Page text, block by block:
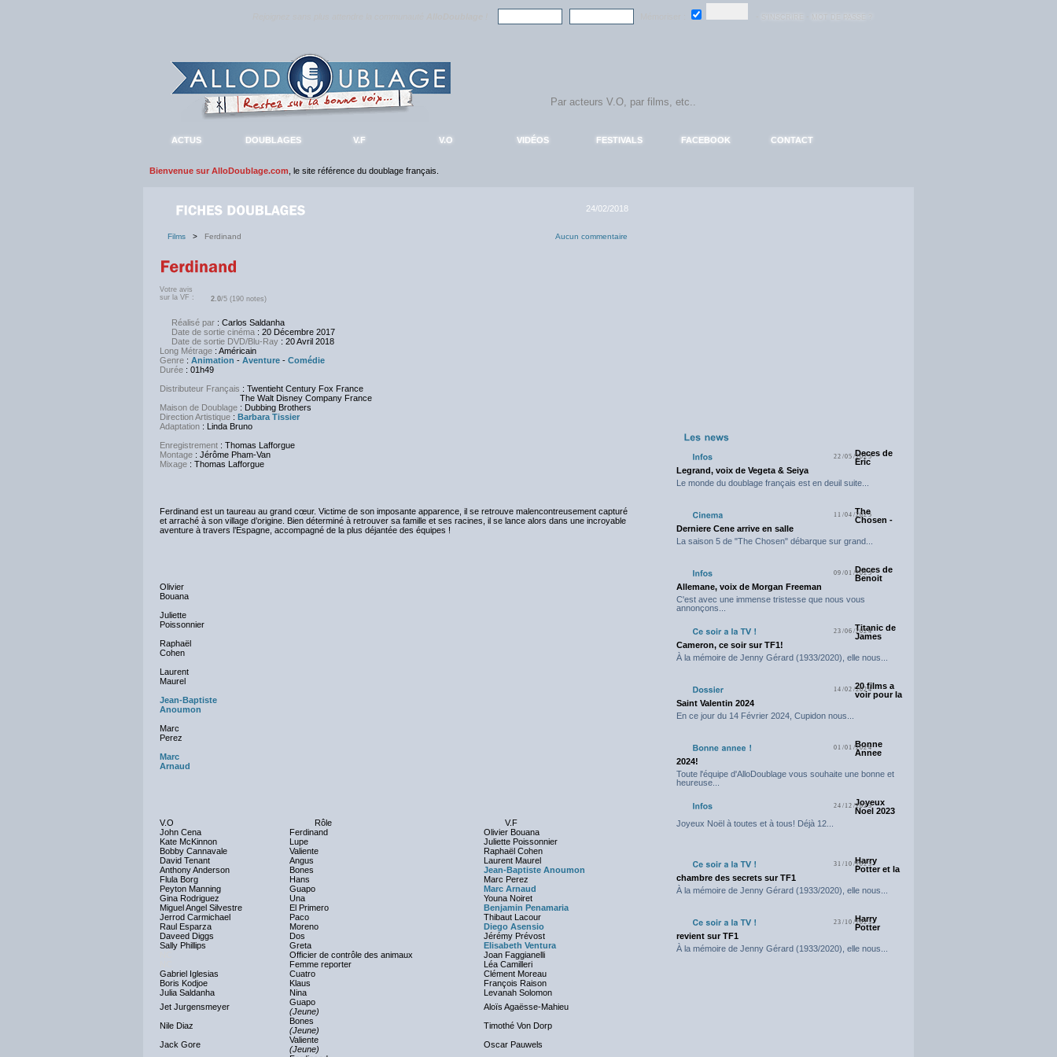
ACTUS DOUBLAGES V.F V.O VIDÉOS FESTIVALS FACEBOOK CONTACT
Bienvenue sur AlloDoublage.com , le site référence du doublage français.
24/02/2018
Films > Ferdinand Aucun commentaire
Votre avis
sur la VF :
2.0/5 (190 notes)
Réalisé par : Carlos Saldanha
Date de sortie cinéma : 20 Décembre 2017
Date de sortie DVD/Blu-Ray : 20 Avril 2018
Long Métrage : Américain
Genre : Animation - Aventure - Comédie
Durée : 01h49
Distributeur Français : Twentieht Century Fox France
The Walt Disney Company France
Maison de Doublage : Dubbing Brothers
Direction Artistique : Barbara Tissier
Adaptation : Linda Bruno
Enregistrement : Thomas Lafforgue
Montage : Jérôme Pham-Van
Mixage : Thomas Lafforgue
Ferdinand est un taureau au grand cœur. Victime de son imposante apparence, il se retrouve malencontreusement capturé
et arraché à son village d’origine. Bien déterminé à retrouver sa famille et ses racines, il se lance alors dans une incroyable
aventure à travers l’Espagne, accompagné de la plus déjantée des équipes !
Olivier
Bouana
Juliette
Poissonnier
Raphaël
Cohen
Laurent
Maurel
Jean-Baptiste
Anoumon
Marc
Perez
Marc
Arnaud
V.O Rôle
V.F
John Cena
Ferdinand
Olivier Bouana
Kate McKinnon
Lupe
Juliette Poissonnier
Bobby Cannavale
Valiente
Raphaël Cohen
David Tenant
Angus
Laurent Maurel
Anthony Anderson
Bones
Jean-Baptiste Anoumon
Flula Borg
Hans
Marc Perez
Peyton Manning
Guapo
Marc Arnaud
Gina Rodriguez
Una
Youna Noiret
Miguel Angel Silvestre
El Primero
Benjamin Penamaria
Jerrod Carmichael
Paco
Thibaut Lacour
Raul Esparza
Moreno
Diego Asensio
Daveed Diggs
Dos
Jérémy Prévost
Sally Phillips
Greta
Elisabeth Ventura
Officier de contrôle des animaux
Joan Faggianelli
Femme reporter
Léa Camilleri
Gabriel Iglesias
Cuatro
Clément Moreau
Boris Kodjoe
Klaus
François Raison
Julia Saldanha
Nina
Levanah Solomon
Jet Jurgensmeyer
Guapo
(Jeune)
Aloïs Agaësse-Mahieu
Nile Diaz
Bones
(Jeune)
Timothé Von Dorp
Jack Gore
Valiente
(Jeune)
Oscar Pauwels
22/05/2025Deces de
Eric
Legrand, voix de Vegeta & Seiya
Le monde du doublage français est en deuil suite...
11/04/2025
The
Chosen -
Derniere Cene arrive en salle
La saison 5 de "The Chosen" débarque sur grand...
09/01/2025Deces de
Benoit
Allemane, voix de Morgan Freeman
C'est avec une immense tristesse que nous vous
annonçons...
23/06/2024Titanic de
James
Cameron, ce soir sur TF1!
À la mémoire de Jenny Gérard (1933/2020), elle nous...
14/02/202420 films a
voir pour la
Saint Valentin 2024
En ce jour du 14 Février 2024, Cupidon nous...
01/01/2024
Bonne
Annee
2024!
Toute l'équipe d'AlloDoublage vous souhaite une bonne et
heureuse...
24/12/2023
Joyeux
Noel 2023
Joyeux Noël à toutes et à tous! Déjà 12...
31/10/2023
Harry
Potter et la
chambre des secrets sur TF1
À la mémoire de Jenny Gérard (1933/2020), elle nous...
23/10/2023
Harry
Potter
revient sur TF1
À la mémoire de Jenny Gérard (1933/2020), elle nous...